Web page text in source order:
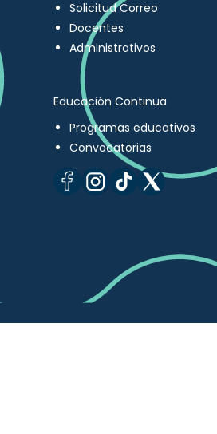
Solicitud Correo
Docentes
Administrativos
Educación Continua
Programas educativos
Convocatorias